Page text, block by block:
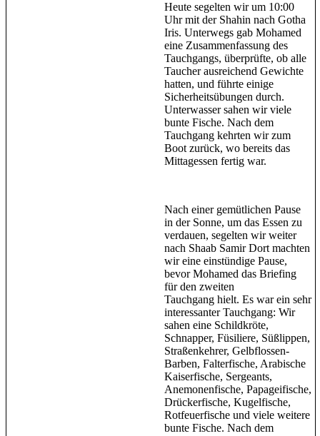
Heute segelten wir um 10:00
Uhr mit der Shahin nach Gotha
Iris. Unterwegs gab Mohamed
eine Zusammenfassung des
Tauchgangs, überprüfte, ob alle
Taucher ausreichend Gewichte
hatten, und führte einige
Sicherheitsübungen durch.
Unterwasser sahen wir viele
bunte Fische. Nach dem
Tauchgang kehrten wir zum
Boot zurück, wo bereits das
Mittagessen fertig war.
Nach einer gemütlichen Pause
in der Sonne, um das Essen zu
verdauen, segelten wir weiter
nach Shaab Samir Dort machten
wir eine einstündige Pause,
bevor Mohamed das Briefing
für den zweiten
Tauchgang hielt. Es war ein sehr
interessanter Tauchgang: Wir
sahen eine Schildkröte,
Schnapper, Füsiliere, Süßlippen,
Straßenkehrer, Gelbflossen-
Barben, Falterfische, Arabische
Kaiserfische, Sergeants,
Anemonenfische, Papageifische,
Drückerfische, Kugelfische,
Rotfeuerfische und viele weitere
bunte Fische. Nach dem